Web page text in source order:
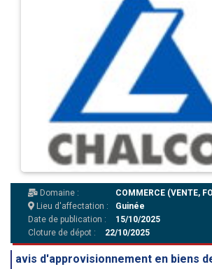
Domaine :
COMMERCE (VENTE,
Lieu d'affectation :
Guinée
Date de publication :
15/10/2025
Cloture de dépot :
22/10/2025
avis d'approvisionnement en biens